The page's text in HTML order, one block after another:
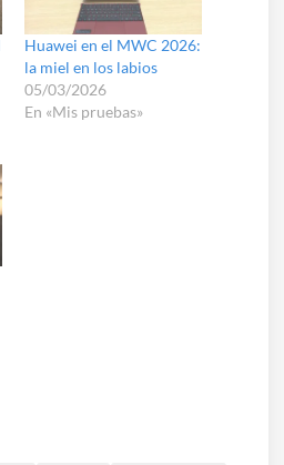
Huawei en el MWC 2026:
la miel en los labios
05/03/2026
En «Mis pruebas»